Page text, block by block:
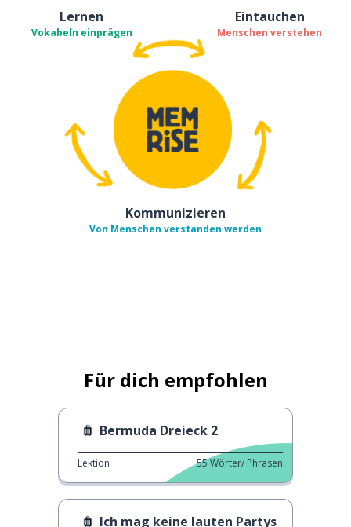
Lernen
Vokabeln einprägen
Eintauchen
Menschen verstehen
Kommunizieren
Von Menschen verstanden werden
Für dich empfohlen
Bermuda Dreieck 2
Lektion 55Wörter/ Phrasen
Ich mag keine lauten Partys